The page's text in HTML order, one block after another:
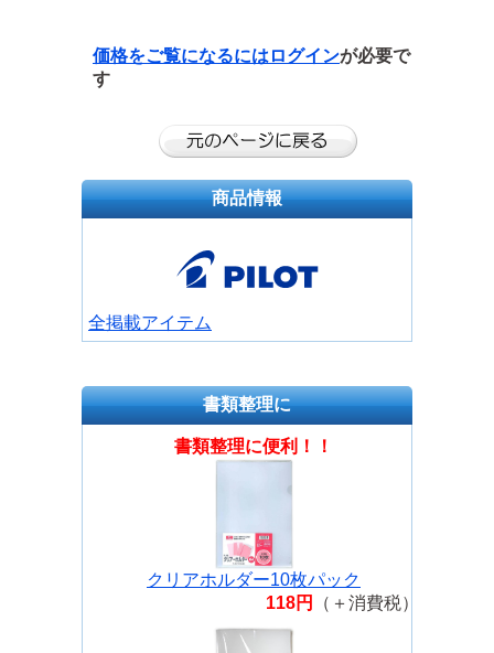
価格をご覧になるには ログインが必要で
す
商品情報
全掲載アイテム
書類整理に
書類整理に便利！！
クリアホルダー10枚パック
118円
（＋消費税）